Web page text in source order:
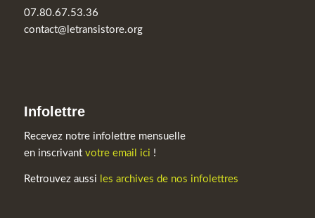
07.80.67.53.36
contact@letransistore.org
Infolettre
Recevez notre infolettre mensuelle
en inscrivant votre email ici !
Retrouvez aussi les archives de nos infolettres